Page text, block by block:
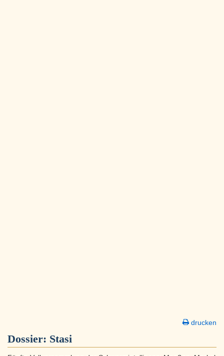
drucken
Dossier: Stasi